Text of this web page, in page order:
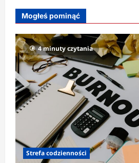
Mogłeś pominąć
4 minuty czytania
Strefa codzienności